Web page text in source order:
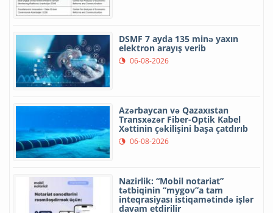
DSMF 7 ayda 135 minə yaxın
elektron arayış verib
06-08-2026
Azərbaycan və Qazaxıstan
Transxəzər Fiber-Optik Kabel
Xəttinin çəkilişini başa çatdırıb
06-08-2026
Nazirlik: “Mobil notariat”
tətbiqinin “mygov”a tam
inteqrasiyası istiqamətində işlər
davam etdirilir